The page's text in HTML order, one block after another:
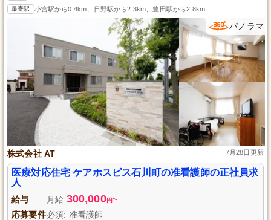
最寄駅 小宮駅から0.4km、日野駅から2.3km、豊田駅から2.8km
パノラマ
株式会社 AT 7月28日更新
医療対応住宅 ケアホスピス石川町の准看護師の正社員求
人
給与 月給 300,000円~
応募要件必須: 准看護師